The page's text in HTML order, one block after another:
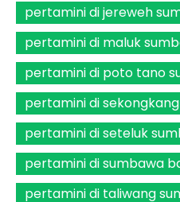
pertamini di jereweh
pertamini di maluk
pertamini di poto tano
pertamini di
pertamini di seteluk
pertamini di sumbawa
pertamini di taliwang